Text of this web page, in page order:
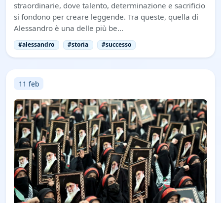
straordinarie, dove talento, determinazione e sacrificio
si fondono per creare leggende. Tra queste, quella di
Alessandro è una delle più be…
#alessandro #storia #successo
11 feb